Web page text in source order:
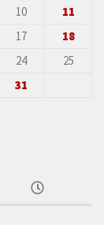
10
11
17
18
24
25
31